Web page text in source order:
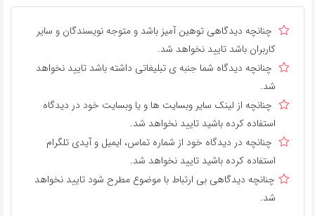
چنانچه دیدگاهی توهین آمیز باشد و متوجه نویسندگان و سایر
کاربران باشد تایید نخواهد شد.
چنانچه دیدگاه شما جنبه ی تبلیغاتی داشته باشد تایید نخواهد
شد.
چنانچه از لینک سایر وبسایت ها و یا وبسایت خود در دیدگاه
استفاده کرده باشید تایید نخواهد شد.
چنانچه در دیدگاه خود از شماره تماس، ایمیل و آیدی تلگرام
استفاده کرده باشید تایید نخواهد شد.
چنانچه دیدگاهی بی ارتباط با موضوع مطرح شود تایید نخواهد
شد.